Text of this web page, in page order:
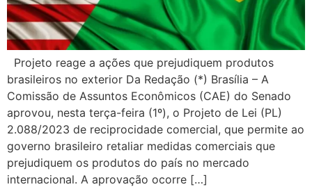
Projeto reage a ações que prejudiquem produtos
brasileiros no exterior Da Redação (*) Brasília – A
Comissão de Assuntos Econômicos (CAE) do Senado
aprovou, nesta terça-feira (1º), o Projeto de Lei (PL)
2.088/2023 de reciprocidade comercial, que permite ao
governo brasileiro retaliar medidas comerciais que
prejudiquem os produtos do país no mercado
internacional. A aprovação ocorre […]